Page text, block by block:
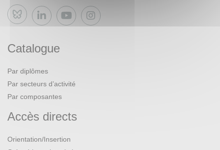
Bluesky
Catalogue
Par diplômes
Par secteurs d’activité
Par composantes
Accès directs
Orientation/Insertion